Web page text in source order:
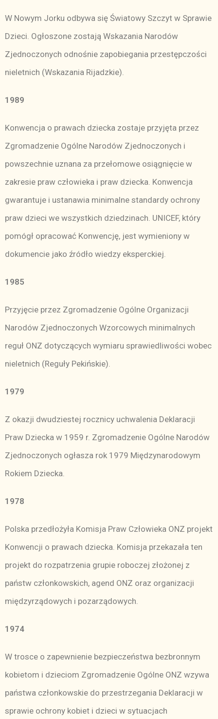
W Nowym Jorku odbywa się Światowy Szczyt w Sprawie
Dzieci. Ogłoszone zostają Wskazania Narodów
Zjednoczonych odnośnie zapobiegania przestępczości
nieletnich (Wskazania Rijadzkie).
1989
Konwencja o prawach dziecka zostaje przyjęta przez
Zgromadzenie Ogólne Narodów Zjednoczonych i
powszechnie uznana za przełomowe osiągnięcie w
zakresie praw człowieka i praw dziecka. Konwencja
gwarantuje i ustanawia minimalne standardy ochrony
praw dzieci we wszystkich dziedzinach. UNICEF, który
pomógł opracować Konwencję, jest wymieniony w
dokumencie jako źródło wiedzy eksperckiej.
1985
Przyjęcie przez Zgromadzenie Ogólne Organizacji
Narodów Zjednoczonych Wzorcowych minimalnych
reguł ONZ dotyczących wymiaru sprawiedliwości wobec
nieletnich (Reguły Pekińskie).
1979
Z okazji dwudziestej rocznicy uchwalenia Deklaracji
Praw Dziecka w 1959 r. Zgromadzenie Ogólne Narodów
Zjednoczonych ogłasza rok 1979 Międzynarodowym
Rokiem Dziecka.
1978
Polska przedłożyła Komisja Praw Człowieka ONZ projekt
Konwencji o prawach dziecka. Komisja przekazała ten
projekt do rozpatrzenia grupie roboczej złożonej z
państw członkowskich, agend ONZ oraz organizacji
międzyrządowych i pozarządowych.
1974
W trosce o zapewnienie bezpieczeństwa bezbronnym
kobietom i dzieciom Zgromadzenie Ogólne ONZ wzywa
państwa członkowskie do przestrzegania Deklaracji w
sprawie ochrony kobiet i dzieci w sytuacjach